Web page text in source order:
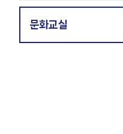
문화교실